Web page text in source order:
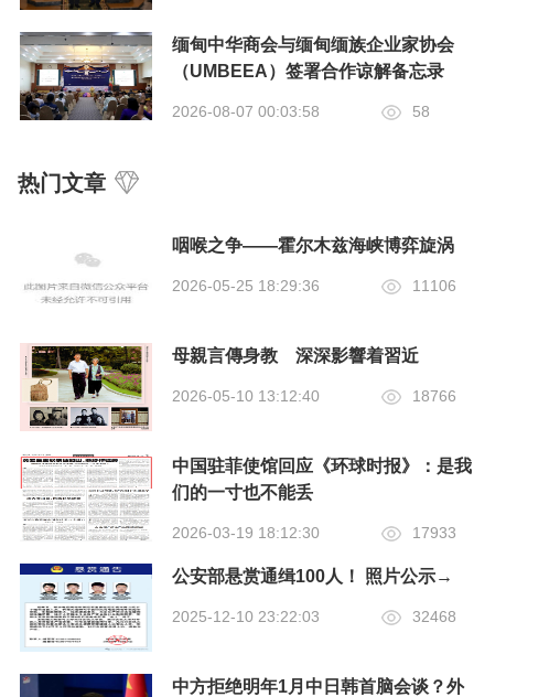
缅甸中华商会与缅甸缅族企业家协会
（UMBEEA）签署合作谅解备忘录
2026-08-07 00:03:58 58
热门文章
咽喉之争——霍尔木兹海峡博弈旋涡
2026-05-25 18:29:36 11106
母親言傳身教 深深影響着習近
2026-05-10 13:12:40 18766
中国驻菲使馆回应《环球时报》：是我
们的一寸也不能丢
2026-03-19 18:12:30 17933
公安部悬赏通缉100人！ 照片公示→
2025-12-10 23:22:03 32468
中方拒绝明年1月中日韩首脑会谈？外